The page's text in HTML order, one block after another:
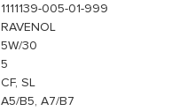
1111139-005-01-999
RAVENOL
5W/30
5
CF, SL
A5/B5, A7/B7